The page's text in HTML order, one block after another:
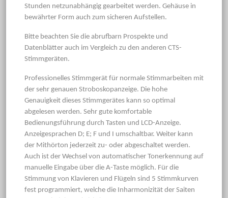
Stunden netzunabhängig gearbeitet werden. Gehäuse in
bewährter Form auch zum sicheren Aufstellen.
Bitte beachten Sie die abrufbarn Prospekte und
Datenblätter auch im Vergleich zu den anderen CTS-
Stimmgeräten.
Professionelles Stimmgerät für normale Stimmarbeiten mit
der sehr genauen Stroboskopanzeige. Die hohe
Genauigkeit dieses Stimmgerätes kann so optimal
abgelesen werden. Sehr gute komfortable
Bedienungsführung durch Tasten und LCD-Anzeige.
Anzeigesprachen D; E; F und I umschaltbar. Weiter kann
der Mithörton jederzeit zu- oder abgeschaltet werden.
Auch ist der Wechsel von automatischer Tonerkennung auf
manuelle Eingabe über die A-Taste möglich. Für die
Stimmung von Klavieren und Flügeln sind 5 Stimmkurven
fest programmiert, welche die Inharmonizität der Saiten